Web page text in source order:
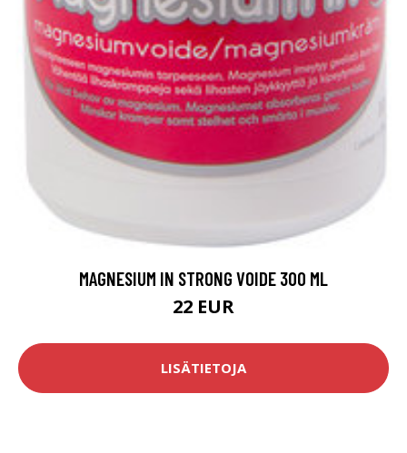
MAGNESIUM IN STRONG VOIDE 300 ML
22 EUR
LISÄTIETOJA